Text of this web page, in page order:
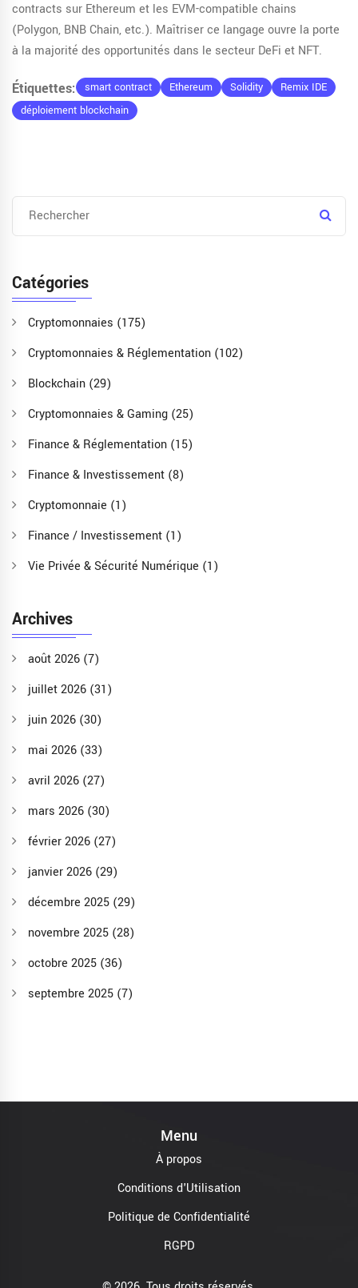
contracts sur Ethereum et les EVM-compatible chains
(Polygon, BNB Chain, etc.). Maîtriser ce langage ouvre la porte
à la majorité des opportunités dans le secteur DeFi et NFT.
Étiquettes: smart contract Ethereum Solidity
Remix IDE
déploiement blockchain
Catégories
Cryptomonnaies (175)
Cryptomonnaies & Réglementation (102)
Blockchain (29)
Cryptomonnaies & Gaming (25)
Finance & Réglementation (15)
Finance & Investissement (8)
Cryptomonnaie (1)
Finance / Investissement (1)
Vie Privée & Sécurité Numérique (1)
Archives
août 2026 (7)
juillet 2026 (31)
juin 2026 (30)
mai 2026 (33)
avril 2026 (27)
mars 2026 (30)
février 2026 (27)
janvier 2026 (29)
décembre 2025 (29)
novembre 2025 (28)
octobre 2025 (36)
septembre 2025 (7)
Menu
À propos
Conditions d'Utilisation
Politique de Confidentialité
RGPD